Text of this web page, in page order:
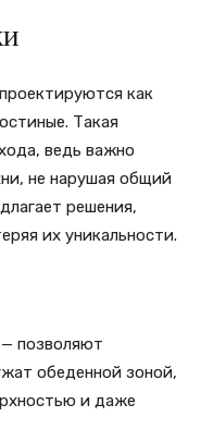
как
Такая
ведь важно
не нарушая общий
решения,
их уникальности.
позволяют
обеденной зоной,
и даже